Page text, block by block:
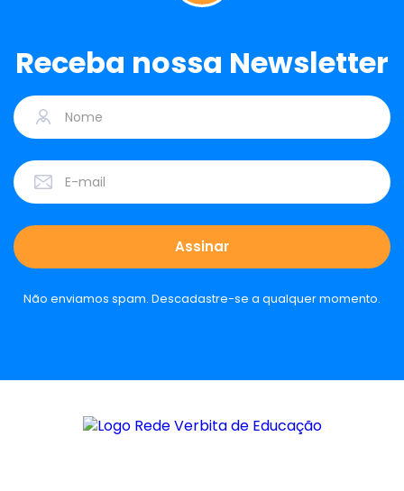
Receba nossa Newsletter
Não enviamos spam. Descadastre-se a qualquer momento.